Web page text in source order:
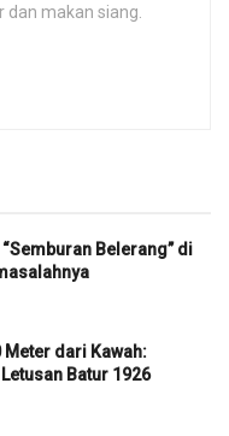
dan makan siang.
Belerang” di
Meter dari Kawah:
Batur 1926